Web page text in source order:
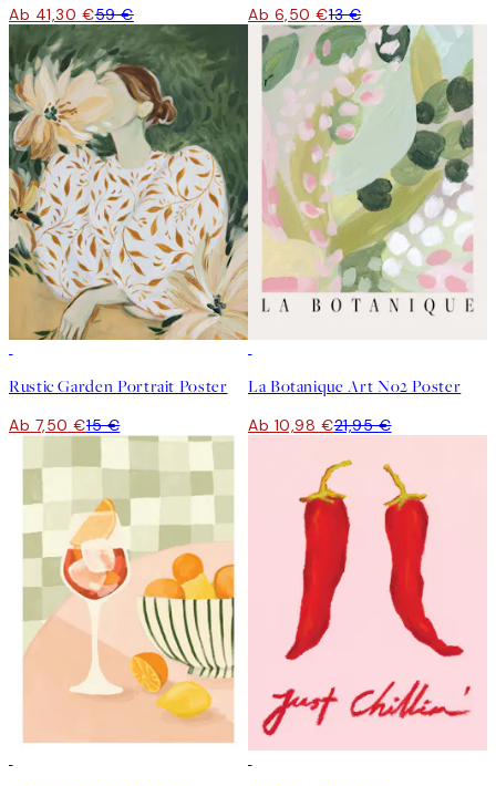
Ab 41,30 €59 € Ab 6,50 €13 €
Rustic Garden Portrait Poster
Ab 7,50 €15 €
La Botanique Art No2 Poster
Ab 10,98 €21,95 €